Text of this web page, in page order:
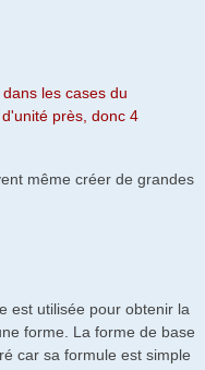
les cases du
près, donc 4
même créer de grandes
est utilisée pour obtenir la
forme. La forme de base
car sa formule est simple